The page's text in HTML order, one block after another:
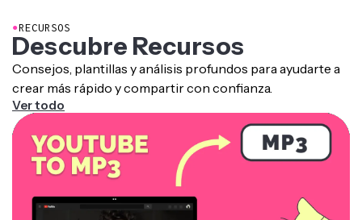
●RECURSOS
Descubre Recursos
Consejos, plantillas y análisis profundos para ayudarte a
crear más rápido y compartir con confianza.
Ver todo